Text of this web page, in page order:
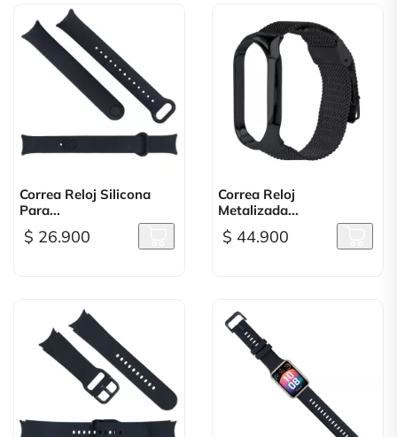
Correa Reloj Silicona
Para...
$ 26.900
Correa Reloj
Metalizada...
$ 44.900